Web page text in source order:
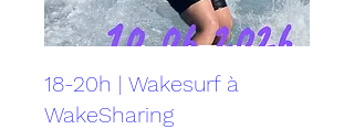
18-20h | Wakesurf à
WakeSharing